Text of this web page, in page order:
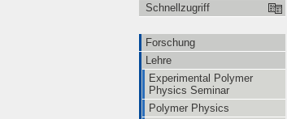
Schnellzugriff
Forschung
Lehre
Experimental Polymer
Physics Seminar
Polymer Physics